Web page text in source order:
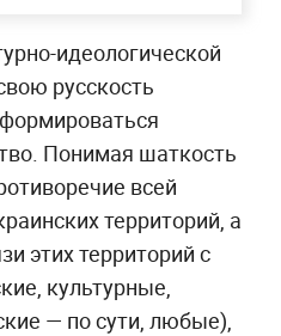
идеологической
русскость
Понимая шаткость
всей
территорий, а
этих территорий с
культурные,
— по сути, любые),